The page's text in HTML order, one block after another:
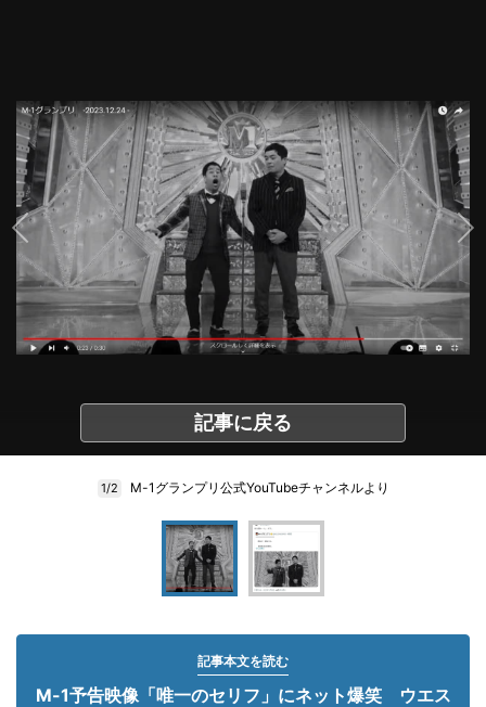
記事に戻る
1/2 M-1グランプリ公式YouTubeチャンネルより
記事本文を読む
M-1予告映像「唯一のセリフ」にネット爆笑 ウエス